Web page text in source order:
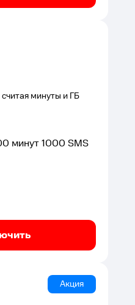
минуты и ГБ
минут1000 SMS
Акция